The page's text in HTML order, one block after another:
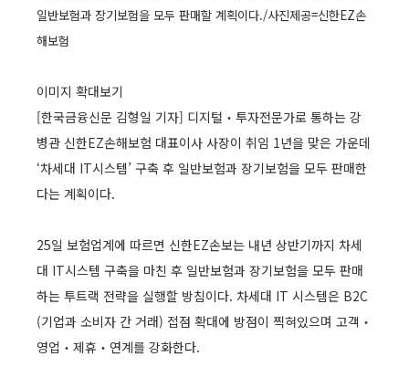
일반보험과 장기보험을 모두 판매할 계획이다./사진제공=신한EZ손
해보험
이미지 확대보기
[한국금융신문 김형일 기자] 디지털‧투자전문가로 통하는 강
병관 신한EZ손해보험 대표이사 사장이 취임 1년을 맞은 가운데
‘차세대 IT시스템’ 구축 후 일반보험과 장기보험을 모두 판매한
다는 계획이다.
25일 보험업계에 따르면 신한EZ손보는 내년 상반기까지 차세
대 IT시스템 구축을 마친 후 일반보험과 장기보험을 모두 판매
하는 투트랙 전략을 실행할 방침이다. 차세대 IT 시스템은 B2C
(기업과 소비자 간 거래) 접점 확대에 방점이 찍혀있으며 고객‧
영업‧제휴‧연계를 강화한다.